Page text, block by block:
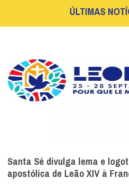
ÚLTIMAS
Santa Sé divulga lema e
apostólica de Leão XIV à